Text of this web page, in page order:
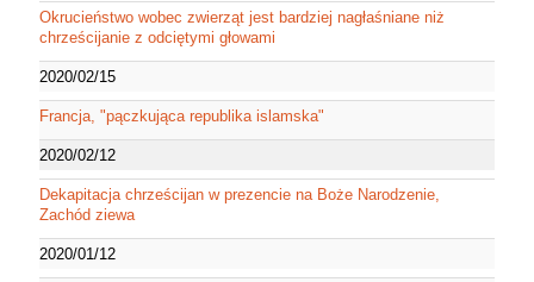
Okrucieństwo wobec zwierząt jest bardziej nagłaśniane niż
chrześcijanie z odciętymi głowami
2020/02/15
Francja, "pączkująca republika islamska"
2020/02/12
Dekapitacja chrześcijan w prezencie na Boże Narodzenie,
Zachód ziewa
2020/01/12